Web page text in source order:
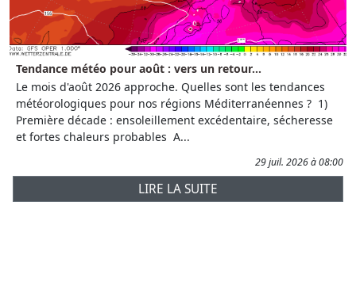
Tendance météo pour août : vers un retour...
Le mois d'août 2026 approche. Quelles sont les tendances
météorologiques pour nos régions Méditerranéennes ? 1)
Première décade : ensoleillement excédentaire, sécheresse
et fortes chaleurs probables A...
29 juil. 2026 à 08:00
LIRE LA SUITE